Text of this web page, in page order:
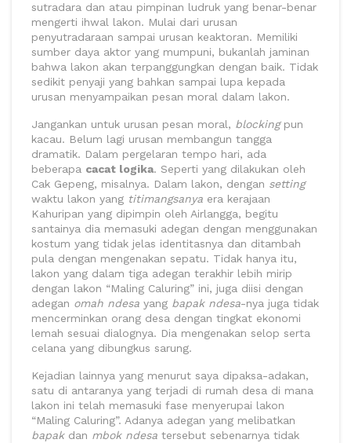
sutradara dan atau pimpinan ludruk yang benar-benar
mengerti ihwal lakon. Mulai dari urusan
penyutradaraan sampai urusan keaktoran. Memiliki
sumber daya aktor yang mumpuni, bukanlah jaminan
bahwa lakon akan terpanggungkan dengan baik. Tidak
sedikit penyaji yang bahkan sampai lupa kepada
urusan menyampaikan pesan moral dalam lakon.
Jangankan untuk urusan pesan moral, blocking pun
kacau. Belum lagi urusan membangun tangga
dramatik. Dalam pergelaran tempo hari, ada
beberapa cacat logika. Seperti yang dilakukan oleh
Cak Gepeng, misalnya. Dalam lakon, dengan setting
waktu lakon yang titimangsanya era kerajaan
Kahuripan yang dipimpin oleh Airlangga, begitu
santainya dia memasuki adegan dengan menggunakan
kostum yang tidak jelas identitasnya dan ditambah
pula dengan mengenakan sepatu. Tidak hanya itu,
lakon yang dalam tiga adegan terakhir lebih mirip
dengan lakon “Maling Caluring” ini, juga diisi dengan
adegan omah ndesa yang bapak ndesa-nya juga tidak
mencerminkan orang desa dengan tingkat ekonomi
lemah sesuai dialognya. Dia mengenakan selop serta
celana yang dibungkus sarung.
Kejadian lainnya yang menurut saya dipaksa-adakan,
satu di antaranya yang terjadi di rumah desa di mana
lakon ini telah memasuki fase menyerupai lakon
“Maling Caluring”. Adanya adegan yang melibatkan
bapak dan mbok ndesa tersebut sebenarnya tidak